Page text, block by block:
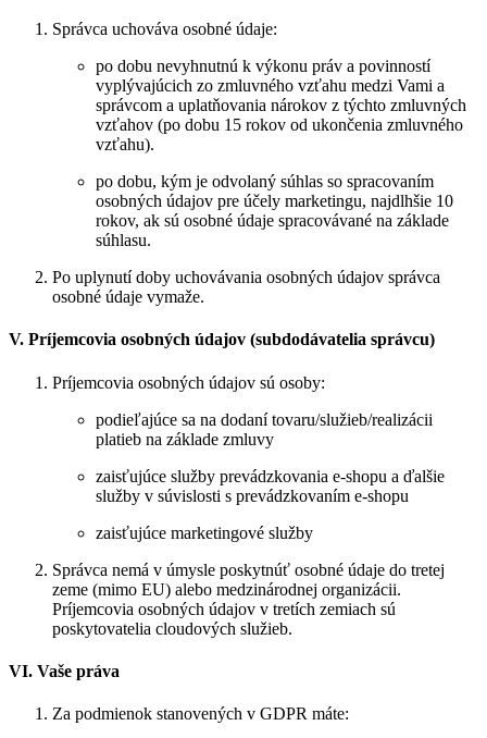
Správca uchováva osobné údaje:
po dobu nevyhnutnú k výkonu práv a povinností
vyplývajúcich zo zmluvného vzťahu medzi Vami a
správcom a uplatňovania nárokov z týchto zmluvných
vzťahov (po dobu 15 rokov od ukončenia zmluvného
vzťahu).
po dobu, kým je odvolaný súhlas so spracovaním
osobných údajov pre účely marketingu, najdlhšie 10
rokov, ak sú osobné údaje spracovávané na základe
súhlasu.
Po uplynutí doby uchovávania osobných údajov správca
osobné údaje vymaže.
V. Príjemcovia osobných údajov (subdodávatelia správcu)
Príjemcovia osobných údajov sú osoby:
podieľajúce sa na dodaní tovaru/služieb/realizácii
platieb na základe zmluvy
zaisťujúce služby prevádzkovania e-shopu a ďalšie
služby v súvislosti s prevádzkovaním e-shopu
zaisťujúce marketingové služby
Správca nemá v úmysle poskytnúť osobné údaje do tretej
zeme (mimo EU) alebo medzinárodnej organizácii.
Príjemcovia osobných údajov v tretích zemiach sú
poskytovatelia cloudových služieb.
VI. Vaše práva
Za podmienok stanovených v GDPR máte: